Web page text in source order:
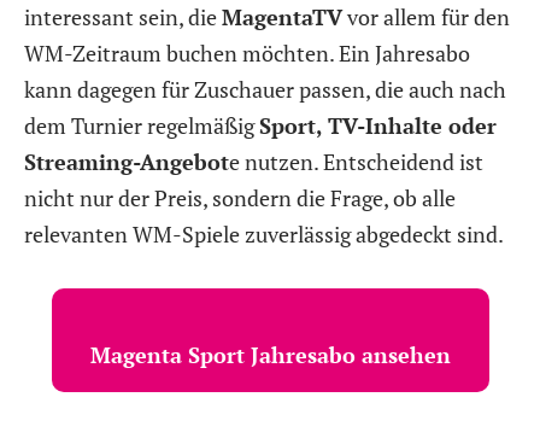
interessant sein, dieMagentaTVvor allem für den
WM-Zeitraum buchen möchten. Ein Jahresabo
kann dagegen für Zuschauer passen, die auch nach
dem Turnier regelmäßigSport, TV-Inhalte oder
Streaming-Angebote nutzen. Entscheidend ist
nicht nur der Preis, sondern die Frage, ob alle
relevanten WM-Spiele zuverlässig abgedeckt sind.
Magenta Sport Jahresabo ansehen